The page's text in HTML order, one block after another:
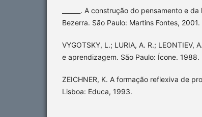
______. A construção do pensamento e
Bezerra. São Paulo: Martins Fontes, 2001.
VYGOTSKY, L.; LURIA, A. R.;
e aprendizagem. São Paulo: Ícone. 1988.
ZEICHNER, K. A formação reflexiva de
Lisboa: Educa, 1993.